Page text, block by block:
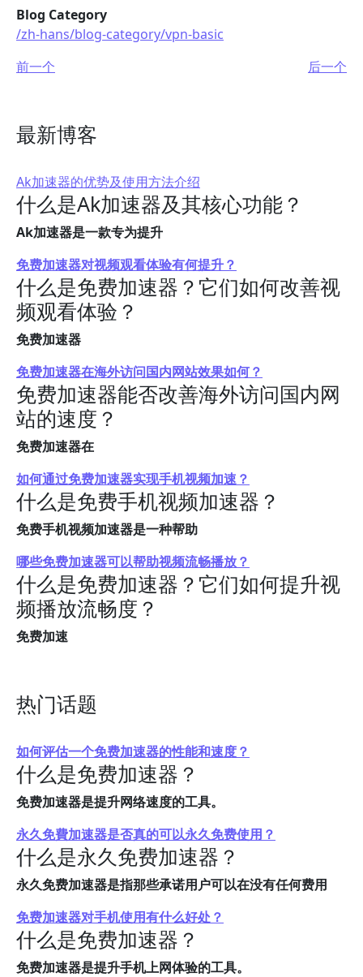
Blog Category
/zh-hans/blog-category/vpn-basic
前一个
后一个
最新博客
Ak加速器的优势及使用方法介绍
什么是Ak加速器及其核心功能？
Ak加速器是一款专为提升
免费加速器对视频观看体验有何提升？
什么是免费加速器？它们如何改善视
频观看体验？
免费加速器
免费加速器在海外访问国内网站效果如何？
免费加速器能否改善海外访问国内网
站的速度？
免费加速器在
如何通过免费加速器实现手机视频加速？
什么是免费手机视频加速器？
免费手机视频加速器是一种帮助
哪些免费加速器可以帮助视频流畅播放？
什么是免费加速器？它们如何提升视
频播放流畅度？
免费加速
热门话题
如何评估一个免费加速器的性能和速度？
什么是免费加速器？
免费加速器是提升网络速度的工具。
永久免費加速器是否真的可以永久免费使用？
什么是永久免费加速器？
永久免费加速器是指那些承诺用户可以在没有任何费用
免费加速器对手机使用有什么好处？
什么是免费加速器？
免费加速器是提升手机上网体验的工具。